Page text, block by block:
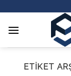
content
ETIKET